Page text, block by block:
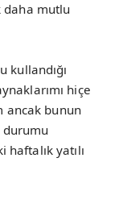
daha mutlu
kullandığı
hiçe
ancak bunun
durumu
haftalık yatılı